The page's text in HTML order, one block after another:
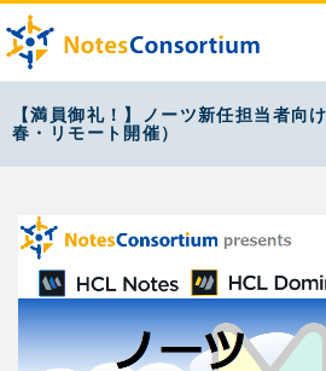
【満員御礼！】ノーツ新任担当者向
春・リモート開催）